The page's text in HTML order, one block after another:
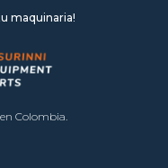
maquinaria!
Colombia.